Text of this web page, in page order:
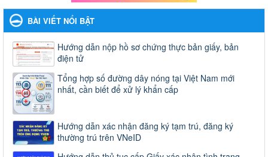
BÀI VIẾT NỔI BẬT
Hướng dẫn nộp hồ sơ chứng thực bản giấy, bản
điện tử
Tổng hợp số đường dây nóng tại Việt Nam mới
nhất, cần biết để xử lý khẩn cấp
Hướng dẫn xác nhận đăng ký tạm trú, đăng ký
thường trú trên VNeID